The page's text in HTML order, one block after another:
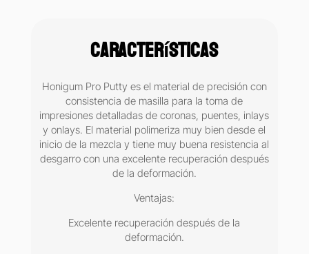
cantidad
Características
Honigum Pro Putty es el material de precisión con
consistencia de masilla para la toma de
impresiones detalladas de coronas, puentes, inlays
y onlays. El material polimeriza muy bien desde el
inicio de la mezcla y tiene muy buena resistencia al
desgarro con una excelente recuperación después
de la deformación.
Ventajas:
Excelente recuperación después de la
deformación.